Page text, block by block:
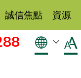
誠信焦點 資源